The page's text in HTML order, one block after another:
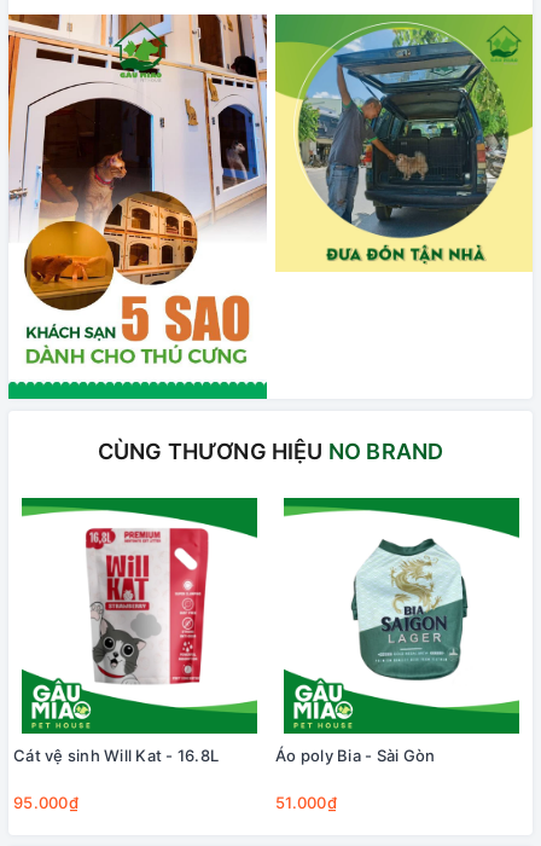
CÙNG THƯƠNG HIỆU NO BRAND
Cát vệ sinh Will Kat - 16.8L
95.000₫
Áo poly Bia - Sài Gòn
51.000₫